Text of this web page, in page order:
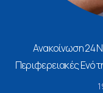
Ανακοίνωση 24
Περιφερειακές